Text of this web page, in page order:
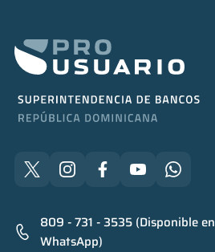
809 - 731 - 3535 (Disponible en
WhatsApp)